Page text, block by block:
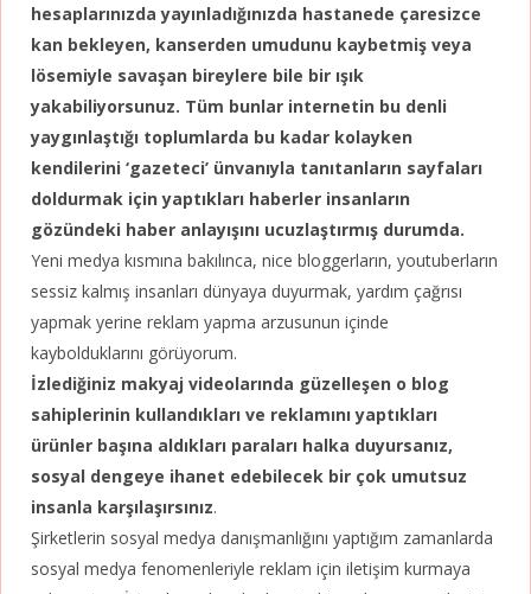
hesaplarınızda yayınladığınızda hastanede çaresizce
kan bekleyen, kanserden umudunu kaybetmiş veya
lösemiyle savaşan bireylere bile bir ışık
yakabiliyorsunuz. Tüm bunlar internetin bu denli
yaygınlaştığı toplumlarda bu kadar kolayken
kendilerini ‘gazeteci’ ünvanıyla tanıtanların sayfaları
doldurmak için yaptıkları haberler insanların
gözündeki haber anlayışını ucuzlaştırmış durumda.
Yeni medya kısmına bakılınca, nice bloggerların, youtuberların
sessiz kalmış insanları dünyaya duyurmak, yardım çağrısı
yapmak yerine reklam yapma arzusunun içinde
kaybolduklarını görüyorum.
İzlediğiniz makyaj videolarında güzelleşen o blog
sahiplerinin kullandıkları ve reklamını yaptıkları
ürünler başına aldıkları paraları halka duyursanız,
sosyal dengeye ihanet edebilecek bir çok umutsuz
insanla karşılaşırsınız.
Şirketlerin sosyal medya danışmanlığını yaptığım zamanlarda
sosyal medya fenomenleriyle reklam için iletişim kurmaya